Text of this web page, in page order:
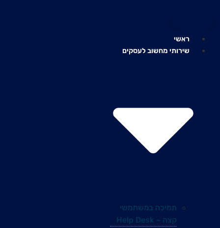
ראשי
שירותי מחשוב לעסקים
תמיכה במשתמשי
קצה – Help Desk